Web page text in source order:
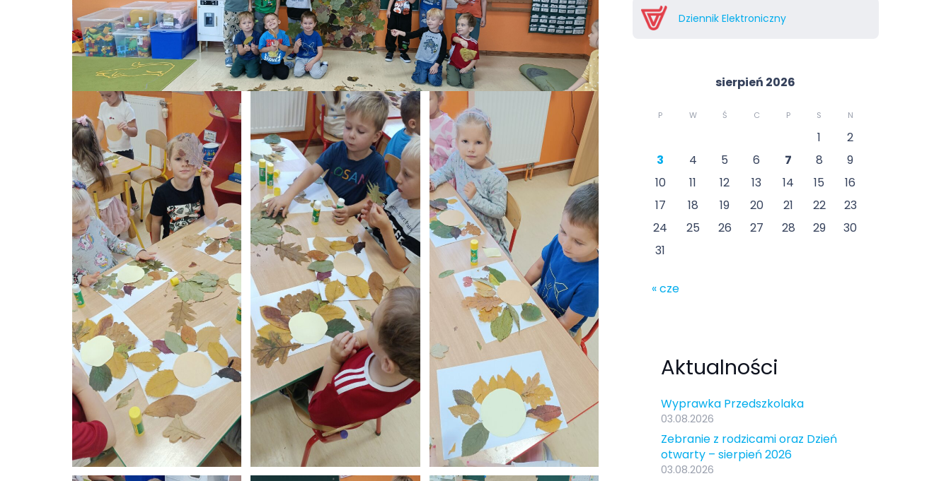
Dziennik Elektroniczny
sierpień 2026
P W Ś C P S N
1
2
3
4 5 6 7 8
9
10
11 12 13 14 15
16
17
18 19 20 21 22
23
24
25 26 27 28 29
30
31
« cze
Aktualności
Wyprawka Przedszkolaka
03.08.2026
Zebranie z rodzicami oraz Dzień
otwarty – sierpień 2026
03.08.2026